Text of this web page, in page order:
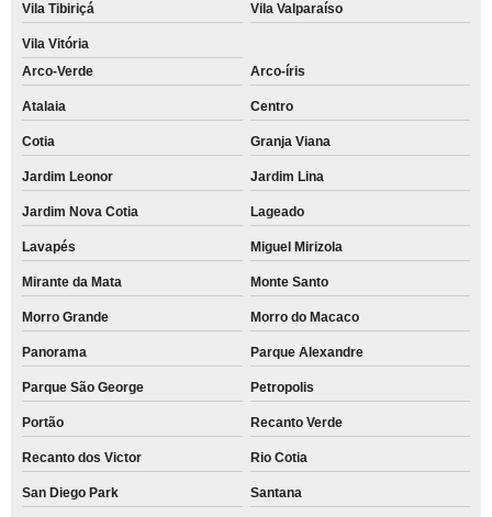
Vila Tibiriçá Vila Valparaíso
Vila Vitória
Arco-Verde
Arco-íris
Atalaia Centro
Cotia Granja Viana
Jardim Leonor Jardim Lina
Jardim Nova Cotia Lageado
Lavapés Miguel Mirizola
Mirante da Mata Monte Santo
Morro Grande Morro do Macaco
Panorama Parque Alexandre
Parque São George Petropolis
Portão Recanto Verde
Recanto dos Victor Rio Cotia
San Diego Park Santana